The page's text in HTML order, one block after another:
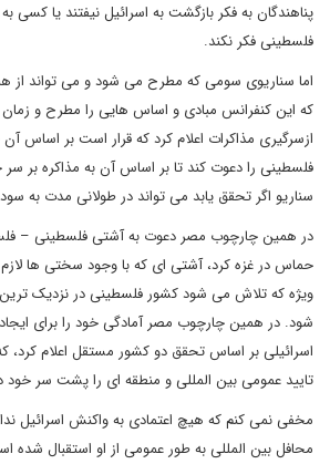
پناهندگان به فکر بازگشت به اسرائیل نیفتند یا
فلسطینی فکر نکند.
اما سناریوی سومی که مطرح می شود و می تواند از
که این کنفرانس مبادی و اساس هایی را مطرح و
ازسرگیری مذاکرات اعلام کرد که قرار است بر اساس
فلسطینی را دعوت کند تا بر اساس آن به مذاکره بر سر
سناریو اگر تحقق یابد می تواند در طولانی مدت به
در همین چارچوب مصر دعوت به آشتی فلسطینی –
حماس در غزه کرد، آشتی ای که با وجود سختی ها
ویژه که تلاش می شود کشور فلسطینی در نزدیک
شود. در همین چارچوب مصر آمادگی خود را برای
اسرائیلی بر اساس تحقق دو کشور مستقل اعلام کرد،
تایید عمومی بین المللی و منطقه ای را پشت سر خود
مخفی نمی کنم که هیچ اعتمادی به واکنش اسرائیل
محافل بین المللی به طور عمومی از او استقبال